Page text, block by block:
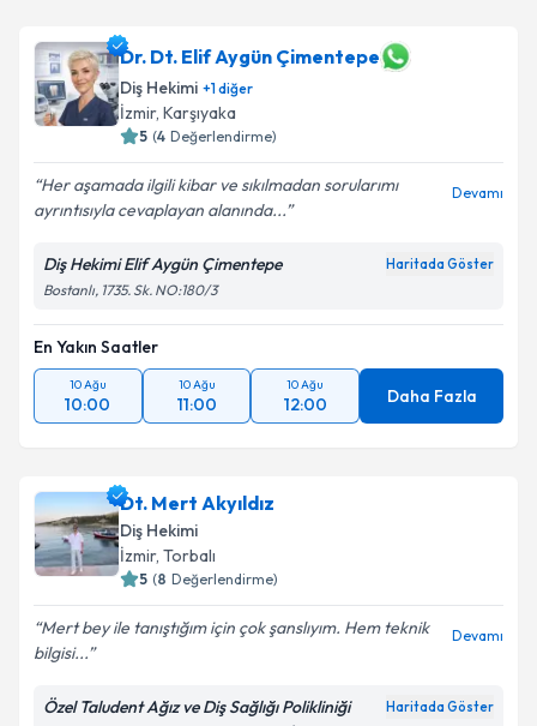
Dr. Dt. Elif Aygün Çimentepe
Diş Hekimi +1diğer
İzmir, Karşıyaka
5 (4 Değerlendirme)
Her aşamada ilgili kibar ve sıkılmadan sorularımı
ayrıntısıyla cevaplayan alanında...
Devamı
Diş Hekimi Elif Aygün Çimentepe Haritada Göster
Bostanlı, 1735. Sk. NO:180/3
En Yakın Saatler
10 Ağu
10:00
10 Ağu
11:00
10 Ağu
12:00 Daha Fazla
Dt. Mert Akyıldız
Diş Hekimi
İzmir, Torbalı
5 (8 Değerlendirme)
Mert bey ile tanıştığım için çok şanslıyım. Hem teknik
bilgisi...
Devamı
Özel Taludent Ağız ve Diş Sağlığı Polikliniği Haritada Göster